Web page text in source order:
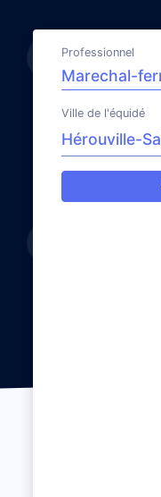
Professionnel
Ville de l'équidé